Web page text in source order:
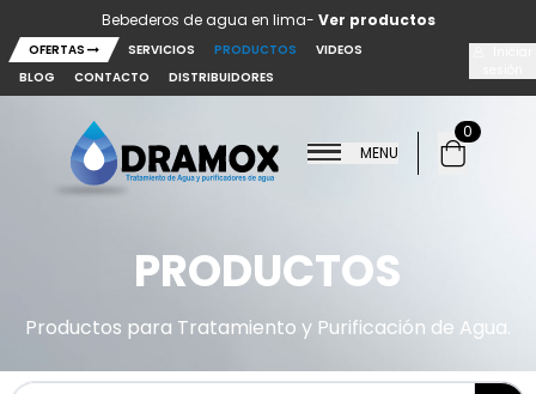
Bebederos de agua en lima- Ver productos
OFERTAS SERVICIOS PRODUCTOS
VIDEOS
BLOG
CONTACTO DISTRIBUIDORES
MENU
0
PRODUCTOS
Productos para Tratamiento y Purificación de Agua.